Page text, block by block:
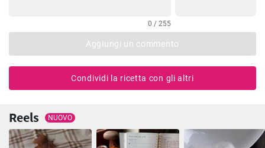
0 / 255
Aggiungi un commento
Condividi la ricetta con gli altri
Reels NUOVO